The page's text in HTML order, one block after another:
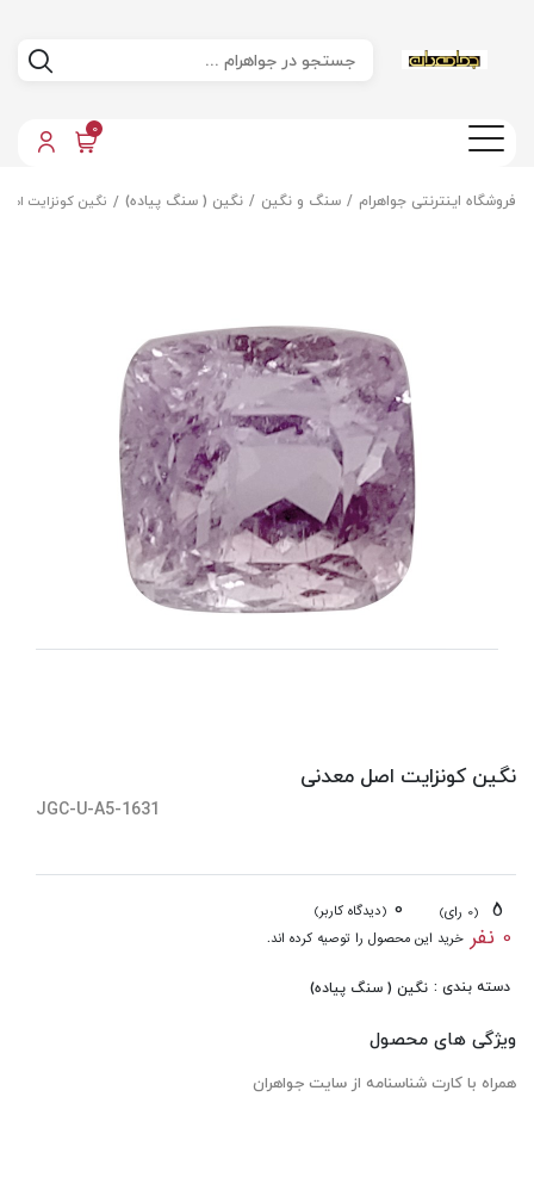
0
فروشگاه اینترنتی جواهرام سنگ و نگین نگین ( سنگ پیاده) نگین کونزایت
نگین کونزایت اصل معدنی
JGC-U-A5-1631
(0 رای) 0 (دیدگاه کاربر)
0 نفر خرید این محصول را توصیه کرده اند.
دسته بندی : نگین ( سنگ پیاده)
ویژگی های محصول
همراه با کارت شناسنامه از سایت جواهران